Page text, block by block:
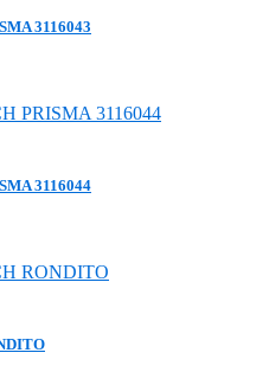
3116043
3116044